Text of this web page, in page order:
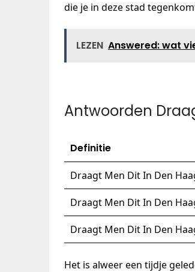
die je in deze stad
LEZEN Answered: wat
Antwoorden
Definitie
Draagt Men Dit In Den
Draagt Men Dit In Den
Draagt Men Dit In Den
Het is alweer een tijdje